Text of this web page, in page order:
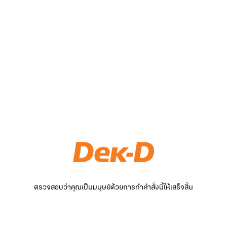
ตรวจสอบว่าคุณเป็นมนุษย์ด้วยการทำคำสั่งนี้ให้เสร็จสิ้น